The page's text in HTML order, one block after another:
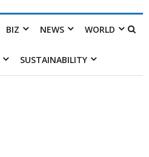
BIZ NEWS WORLD
SUSTAINABILITY